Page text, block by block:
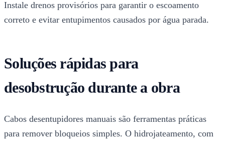
Instale drenos provisórios para garantir o escoamento
correto e evitar entupimentos causados por água parada.
Soluções rápidas para
desobstrução durante a obra
Cabos desentupidores manuais são ferramentas práticas
para remover bloqueios simples. O hidrojateamento, com